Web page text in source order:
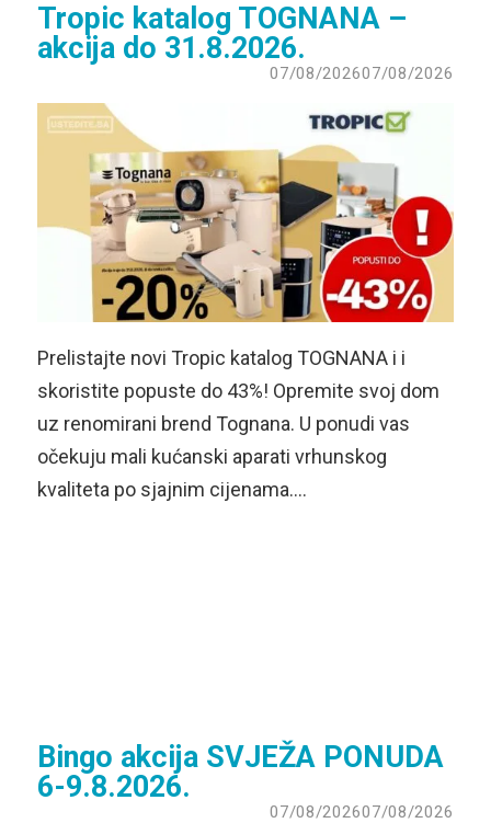
Tropic katalog TOGNANA –
akcija do 31.8.2026.
07/08/202607/08/2026
Prelistajte novi Tropic katalog TOGNANA i i
skoristite popuste do 43%! Opremite svoj dom
uz renomirani brend Tognana. U ponudi vas
očekuju mali kućanski aparati vrhunskog
kvaliteta po sjajnim cijenama….
Bingo akcija SVJEŽA PONUDA
6-9.8.2026.
07/08/202607/08/2026